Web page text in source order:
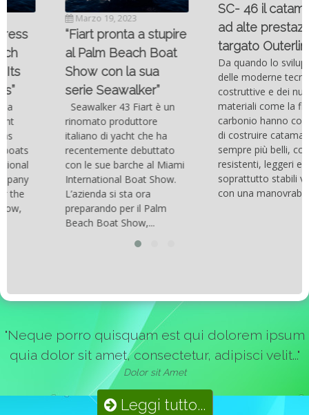
Marzo 19, 2023
“Fiart pronta a stupire
al Palm Beach Boat
Show con la sua
serie Seawalker”
Seawalker 43 Fiart è un
rinomato produttore
italiano di yacht che ha
recentemente debuttato
con le sue barche al Miami
International Boat Show.
L’azienda si sta ora
preparando per il Palm
Beach Boat Show,...
SC- 46 il catamarano
ad alte prestazioni
targato Outerlimits.
Da quando lo sviluppo
delle moderne tecnologie
costruttive e dei nuovi
materiali come la fibra di
carbonio hanno consentito
di costruire catamarani
sempre più belli, compatti,
resistenti, leggeri e
soprattutto stabili veloci
con una manovrabilità...
"Neque porro quisquam est qui dolorem ipsum
quia dolor sit amet, consectetur, adipisci velit..."
Dolor sit Amet
Leggi tutto...